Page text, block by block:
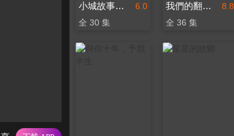
6.0
小城故事多(閩南語版)
全 30 集
8.8
我們的翻譯官
全 36 集